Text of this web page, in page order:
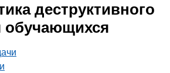
деструктивного
обучающихся